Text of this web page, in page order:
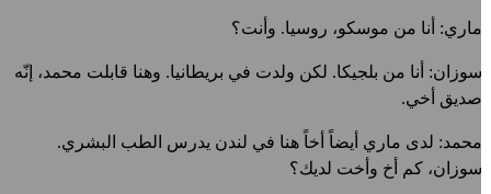
ماري: أنا من موسكو، روسيا. وأنت؟
سوزان: أنا من بلجيكا. لكن ولدت في بريطانيا. وهنا قابلت محمد، إنّه
صديق أخي.
محمد: لدى ماري أيضاً أخاً هنا في لندن يدرس الطب البشري.
سوزان، كم أخ وأخت لديك؟